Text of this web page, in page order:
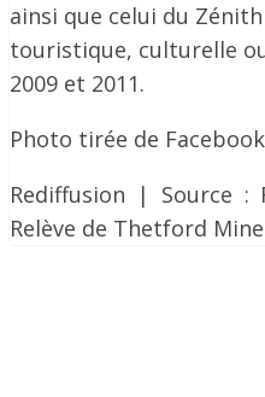
ainsi que celui du
touristique, culturelle
2009 et 2011.
Photo tirée de Facebook
Rediffusion | Source :
Relève de Thetford